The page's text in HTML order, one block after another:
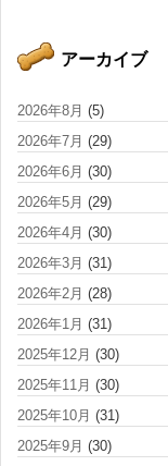
アーカイブ
2026年8月 (5)
2026年7月 (29)
2026年6月 (30)
2026年5月 (29)
2026年4月 (30)
2026年3月 (31)
2026年2月 (28)
2026年1月 (31)
2025年12月 (30)
2025年11月 (30)
2025年10月 (31)
2025年9月 (30)